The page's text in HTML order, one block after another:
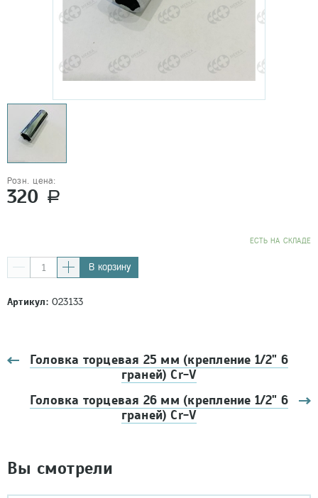
Розн. цена:
320 a
EСТЬ НА СКЛАДЕ
В корзину
Артикул:023133
Головка торцевая 25 мм (крепление 1/2" 6
граней) Cr-V
Головка торцевая 26 мм (крепление 1/2" 6
граней) Cr-V
Вы смотрели